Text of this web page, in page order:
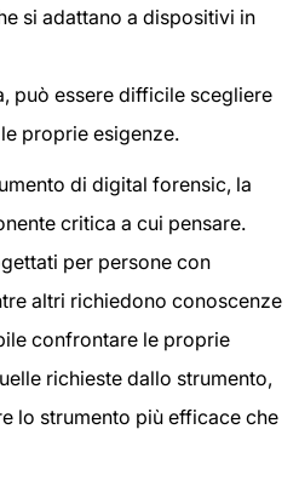
si adattano a dispositivi in
può essere difficile scegliere
proprie esigenze.
di digital forensic, la
critica a cui pensare.
per persone con
altri richiedono conoscenze
confrontare le proprie
richieste dallo strumento,
lo strumento più efficace che